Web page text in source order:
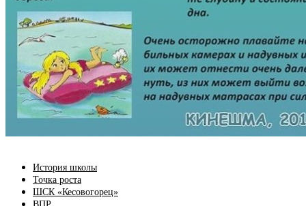
История школы
Точка роста
ШСК «Кесовогорец»